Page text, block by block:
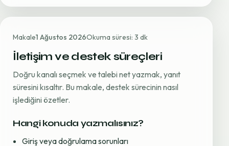
Makale1 Ağustos 2026Okuma süresi: 3 dk
İletişim ve destek süreçleri
Doğru kanalı seçmek ve talebi net yazmak, yanıt
süresini kısaltır. Bu makale, destek sürecinin nasıl
işlediğini özetler.
Hangi konuda yazmalısınız?
Giriş veya doğrulama sorunları